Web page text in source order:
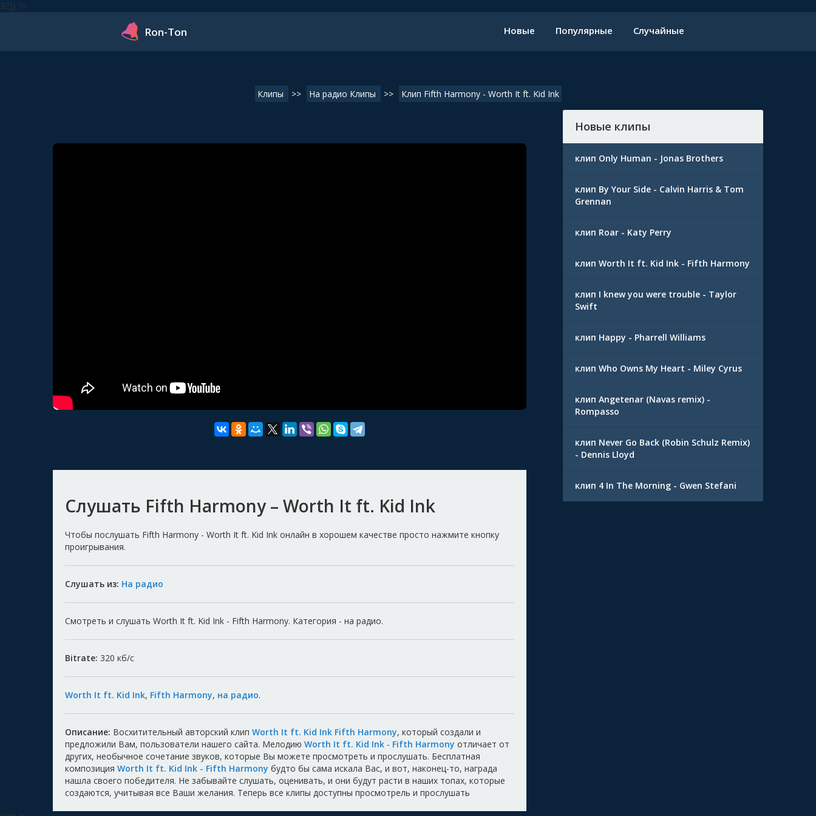
32]) ?>
Ron-Ton Новые Популярные Случайные
Клипы >> На радио Клипы >> Клип Fifth Harmony - Worth It ft. Kid Ink
Слушать Fifth Harmony – Worth It ft. Kid Ink
Чтобы послушать Fifth Harmony - Worth It ft. Kid Ink онлайн в хорошем качестве просто нажмите кнопку
проигрывания.
Слушать из: На радио
Смотреть и слушать Worth It ft. Kid Ink - Fifth Harmony. Категория - на радио.
Bitrate: 320 кб/с
Worth It ft. Kid Ink, Fifth Harmony, на радио.
Описание: Восхитительный авторский клип Worth It ft. Kid Ink Fifth Harmony, который создали и
предложили Вам, пользователи нашего сайта. Мелодию Worth It ft. Kid Ink - Fifth Harmony отличает от
других, необычное сочетание звуков, которые Вы можете просмотреть и прослушать. Бесплатная
композиция Worth It ft. Kid Ink - Fifth Harmony будто бы сама искала Вас, и вот, наконец-то, награда
нашла своего победителя. Не забывайте слушать, оценивать, и они будут расти в наших топах, которые
создаются, учитывая все Ваши желания. Теперь все клипы доступны просмотрель и прослушать
Новые клипы
клип Only Human - Jonas Brothers
клип By Your Side - Calvin Harris & Tom
Grennan
клип Roar - Katy Perry
клип Worth It ft. Kid Ink - Fifth Harmony
клип I knew you were trouble - Taylor
Swift
клип Happy - Pharrell Williams
клип Who Owns My Heart - Miley Cyrus
клип Angetenar (Navas remix) -
Rompasso
клип Never Go Back (Robin Schulz Remix)
- Dennis Lloyd
клип 4 In The Morning - Gwen Stefani